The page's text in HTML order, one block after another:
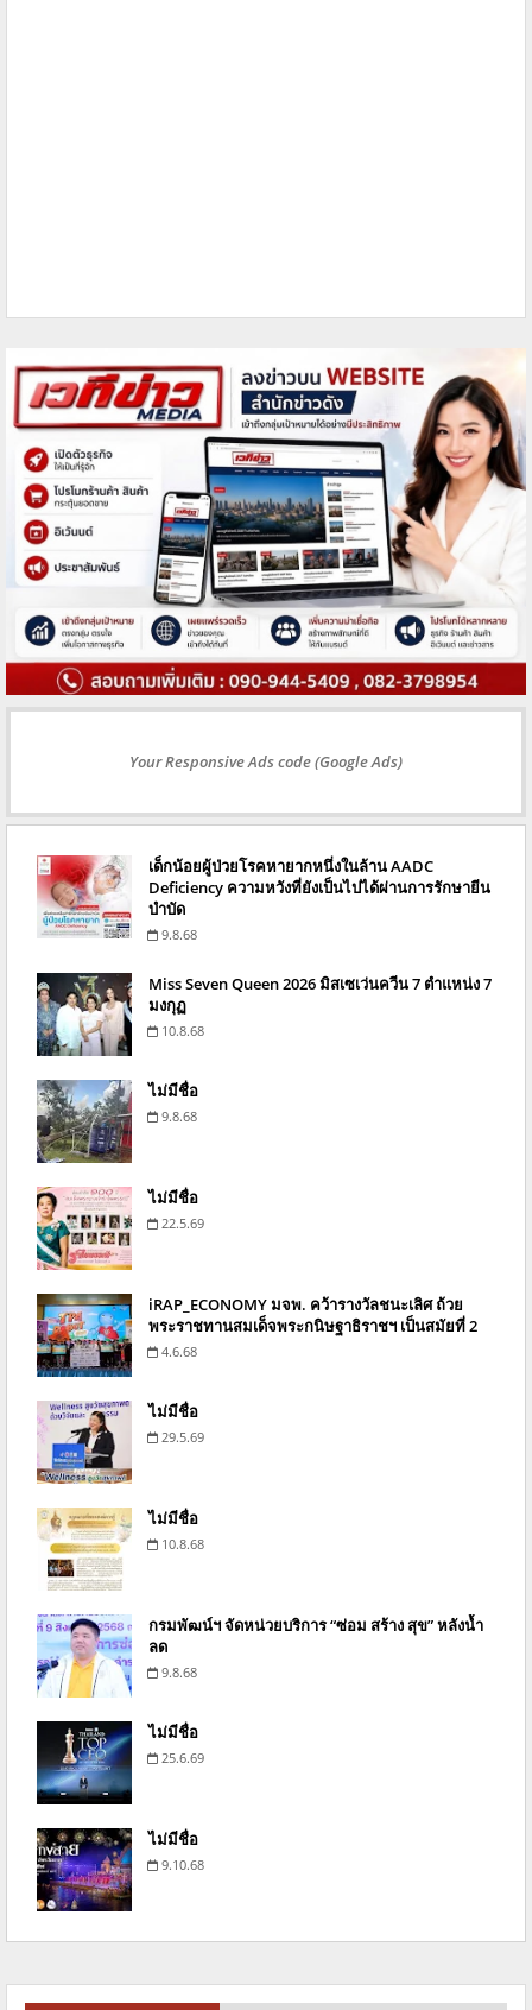
Your Responsive Ads code (Google Ads)
เด็กน้อยผู้ป่วยโรคหายากหนึ่งในล้าน AADC
Deficiency ความหวังที่ยังเป็นไปได้ผ่านการรักษายีน
บำบัด
9.8.68
Miss Seven Queen 2026 มิสเซเว่นควีน 7 ตำแหน่ง 7
มงกุฏ
10.8.68
ไม่มีชื่อ
9.8.68
ไม่มีชื่อ
22.5.69
iRAP_ECONOMY มจพ. คว้ารางวัลชนะเลิศ ถ้วย
พระราชทานสมเด็จพระกนิษฐาธิราชฯ เป็นสมัยที่ 2
4.6.68
ไม่มีชื่อ
29.5.69
ไม่มีชื่อ
10.8.68
กรมพัฒน์ฯ จัดหน่วยบริการ “ซ่อม สร้าง สุข” หลังน้ำ
ลด
9.8.68
ไม่มีชื่อ
25.6.69
ไม่มีชื่อ
9.10.68